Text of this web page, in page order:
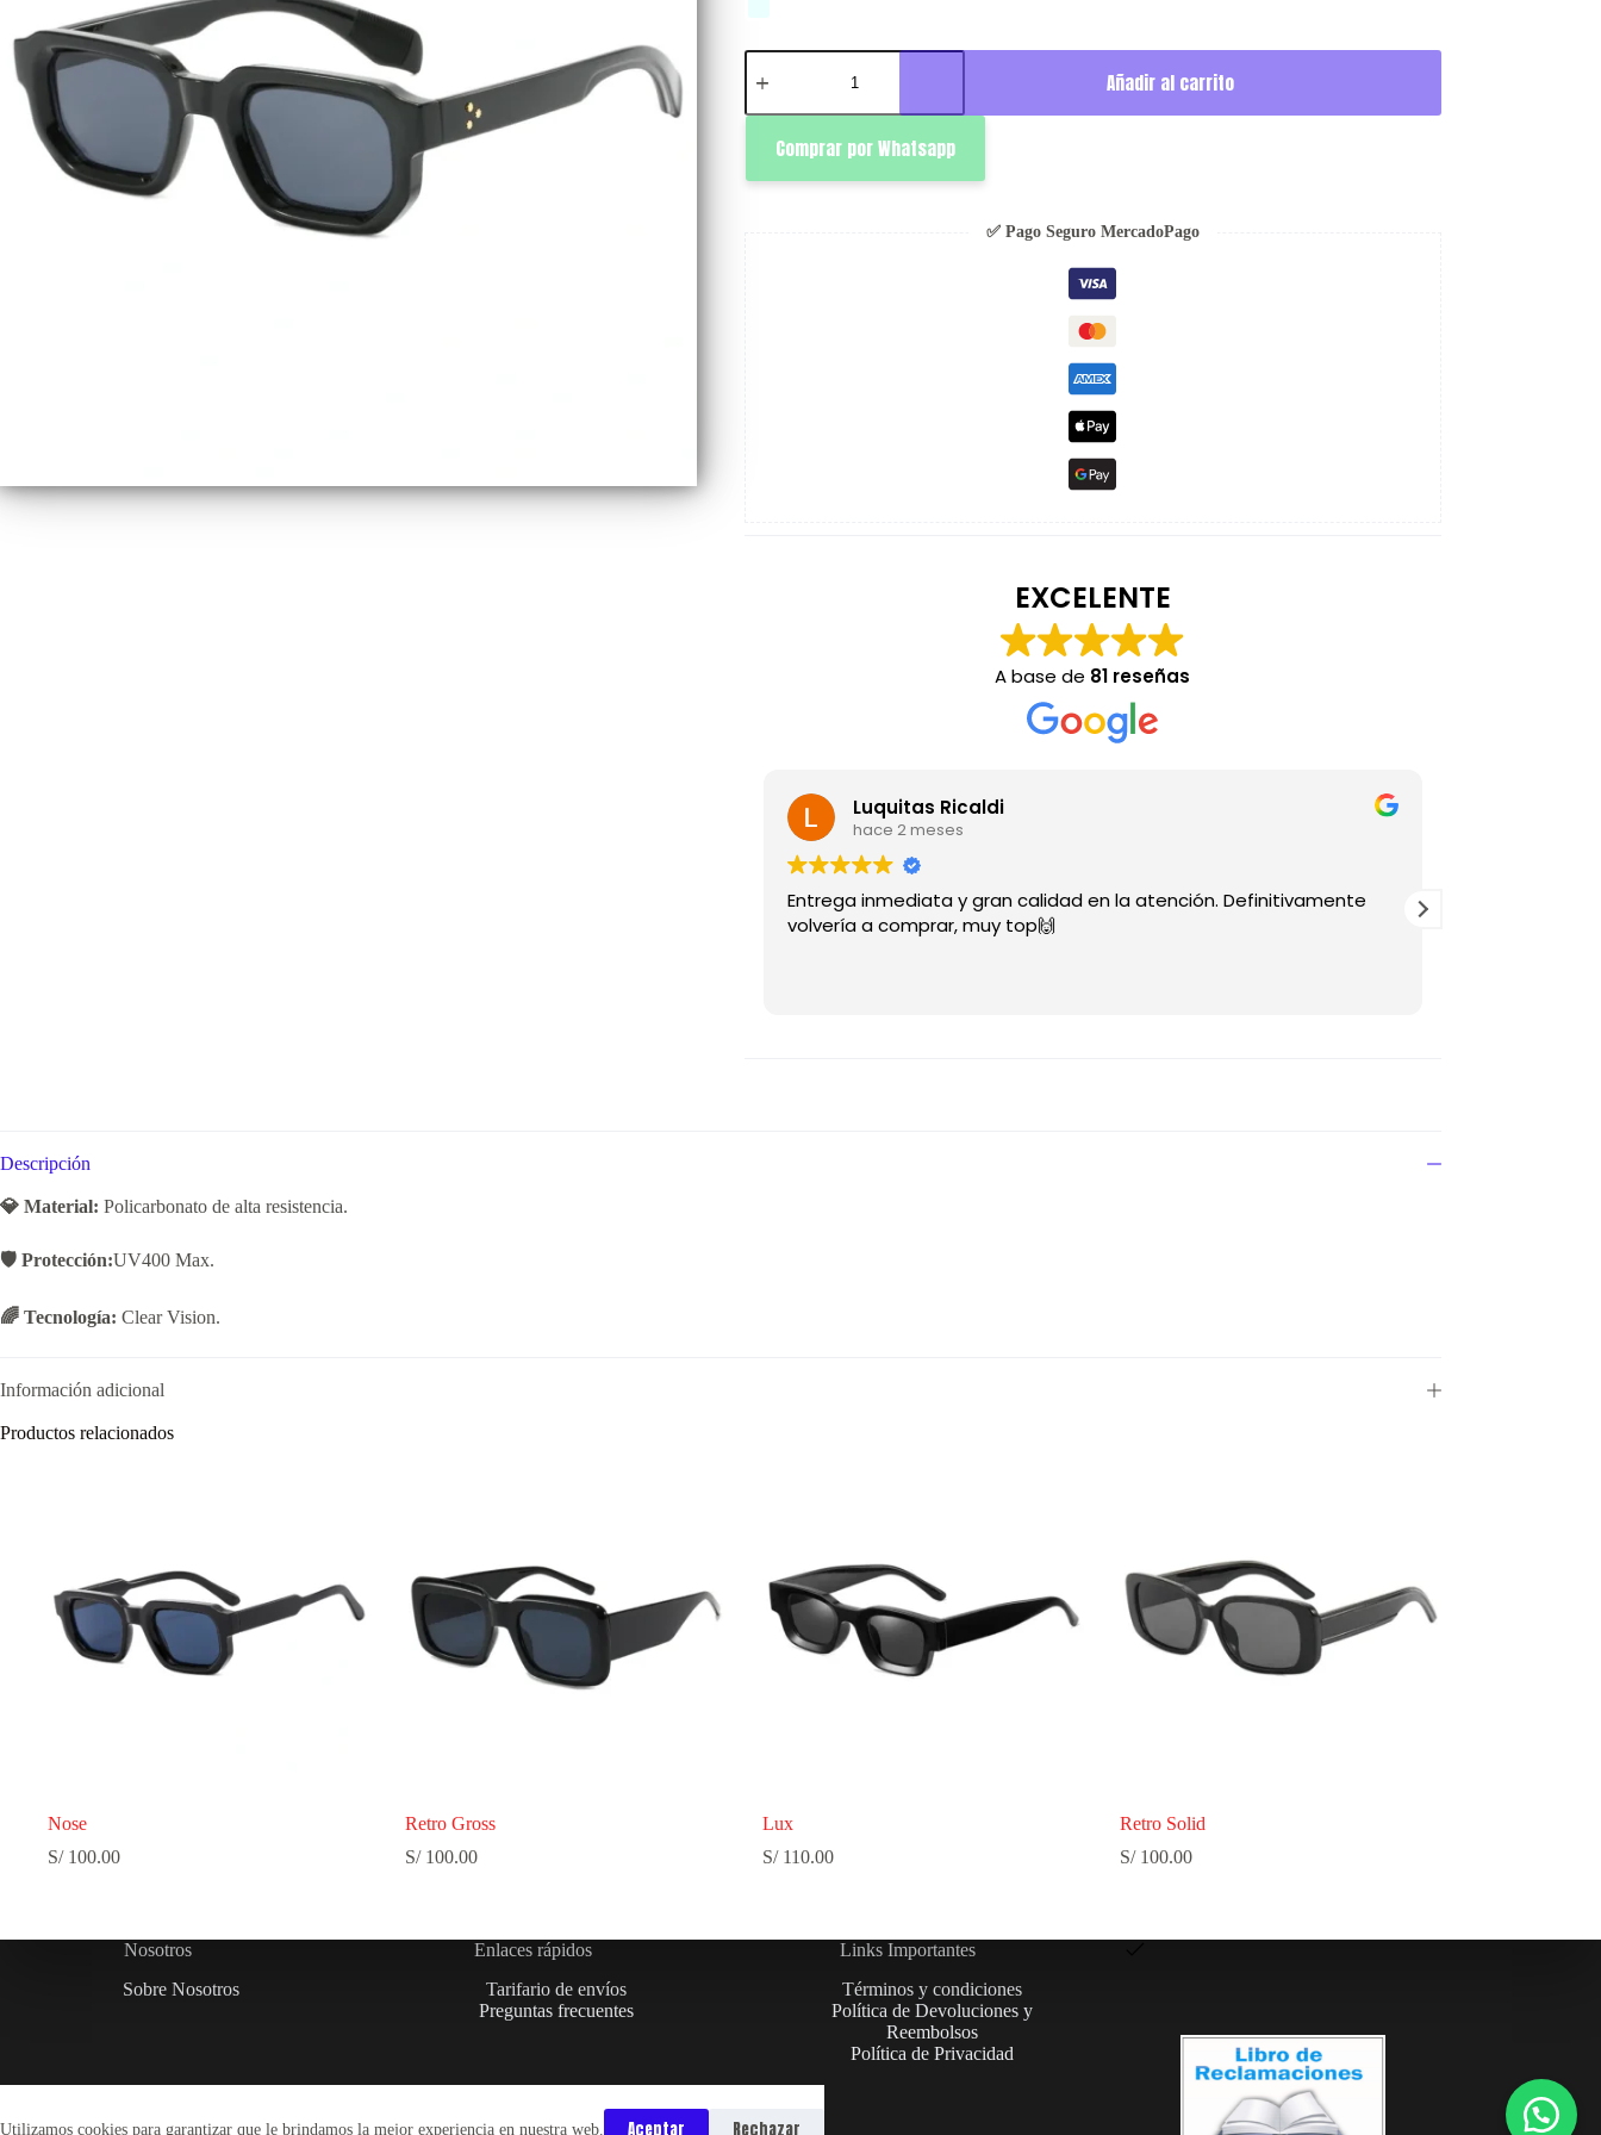
Utilizamos cookies para garantizar que le brindamos la mejor experiencia en nuestra web. Aceptar Rechazar
Nozu
cantidad
Añadir al carrito
Comprar por Whatsapp
✅ Pago Seguro MercadoPago
EXCELENTE
A base de 81 reseñas
Luquitas Ricaldi
hace 2 meses
Entrega inmediata y gran calidad en la atención. Definitivamente
volvería a comprar, muy top🙌
Descripción
💎 Material: Policarbonato de alta resistencia.
🛡️ Protección:UV400 Max.
🌈 Tecnología: Clear Vision.
Información adicional
Productos relacionados
Nose
S/100.00
Retro Gross
S/100.00
Lux
S/110.00
Retro Solid
S/100.00
Nosotros
Sobre Nosotros
Enlaces rápidos
Tarifario de envíos
Preguntas frecuentes
Links Importantes
Términos y condiciones
Política de Devoluciones y
Reembolsos
Política de Privacidad